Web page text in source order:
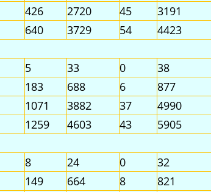
426 2720 45
3191
640 3729 54
4423
5 33 0
38
183 688 6
877
1071 3882 37
4990
1259 4603 43
5905
8 24 0
32
149 664 8
821